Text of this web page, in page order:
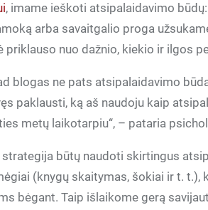
, imame ieškoti atsipalaidavimo
arba savaitgalio proga
priklauso nuo dažnio, kiekio ir ilgos
blogas ne pats atsipalaidavimo
paklausti, ką aš naudoju kaip
metų laikotarpiu“, – pataria
būtų naudoti skirtingus
(knygų skaitymas, šokiai ir t. t.),
bėgant. Taip išlaikome gerą